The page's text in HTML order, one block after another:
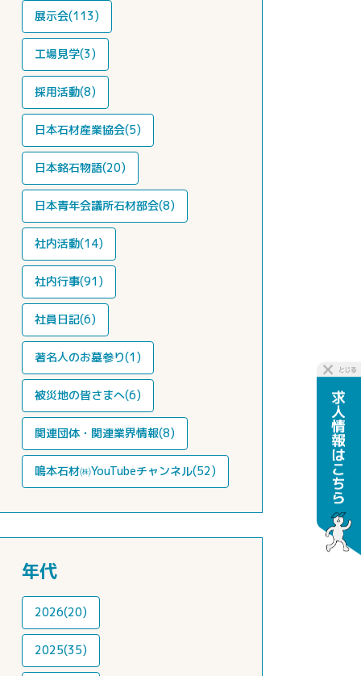
展示会(113)
工場見学(3)
採用活動(8)
日本石材産業協会(5)
日本銘石物語(20)
日本青年会議所石材部会(8)
社内活動(14)
社内行事(91)
社員日記(6)
著名人のお墓参り(1)
被災地の皆さまへ(6)
関連団体・関連業界情報(8)
鳴本石材㈱YouTubeチャンネル(52)
年代
2026(20)
2025(35)